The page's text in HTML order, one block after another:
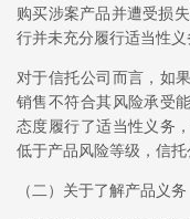
购买涉案产品并遭受损
行并未充分履行适当性义
对于信托公司而言，如
销售不符合其风险承受
态度履行了适当性义务
低于产品风险等级，信托
（二）关于了解产品义务